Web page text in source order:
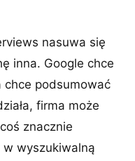
nasuwa się
inna. Google chce
podsumować
firma może
znacznie
w wyszukiwalną